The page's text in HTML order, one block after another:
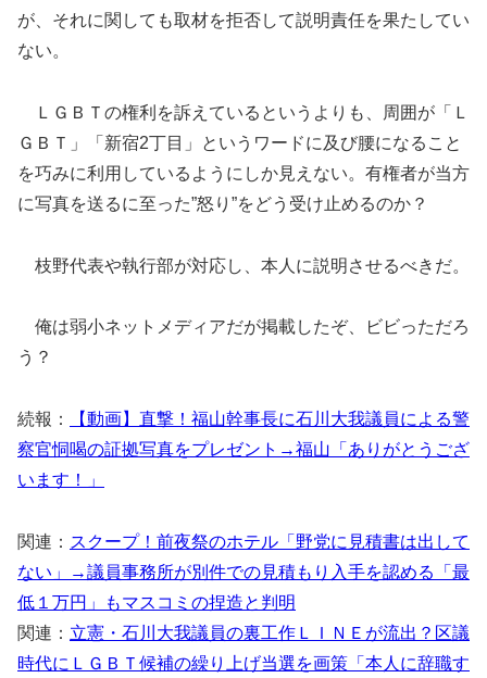
が、それに関しても取材を拒否して説明責任を果たしてい
ない。
ＬＧＢＴの権利を訴えているというよりも、周囲が「Ｌ
ＧＢＴ」「新宿2丁目」というワードに及び腰になること
を巧みに利用しているようにしか見えない。有権者が当方
に写真を送るに至った”怒り”をどう受け止めるのか？
枝野代表や執行部が対応し、本人に説明させるべきだ。
俺は弱小ネットメディアだが掲載したぞ、ビビっただろ
う？
続報：
【動画】直撃！福山幹事長に石川大我議員による警
察官恫喝の証拠写真をプレゼント→福山「ありがとうござ
います！」
関連： スクープ！前夜祭のホテル「野党に見積書は出して
ない」→議員事務所が別件での見積もり入手を認める「最
低１万円」もマスコミの捏造と判明
関連： 立憲・石川大我議員の裏工作ＬＩＮＥが流出？区議
時代にＬＧＢＴ候補の繰り上げ当選を画策「本人に辞職す